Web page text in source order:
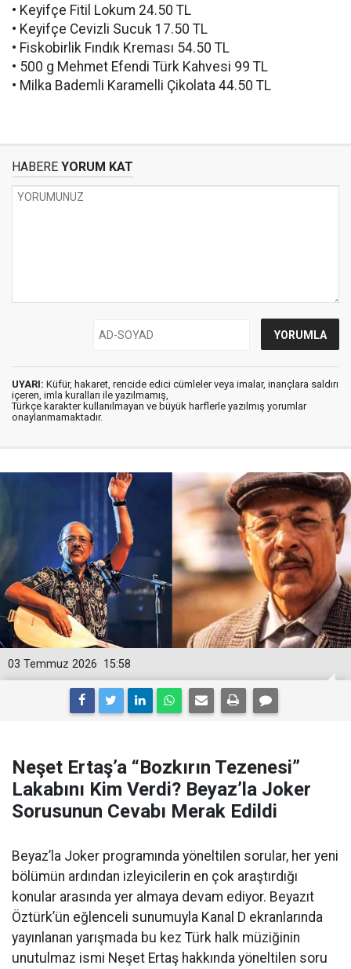
• Keyifçe Fitil Lokum 24.50 TL
• Keyifçe Cevizli Sucuk 17.50 TL
• Fiskobirlik Fındık Kreması 54.50 TL
• 500 g Mehmet Efendi Türk Kahvesi 99 TL
• Milka Bademli Karamelli Çikolata 44.50 TL
HABERE YORUM KAT
UYARI: Küfür, hakaret, rencide edici cümleler veya imalar, inançlara saldırı
içeren, imla kuralları ile yazılmamış,
Türkçe karakter kullanılmayan ve büyük harflerle yazılmış yorumlar
onaylanmamaktadır.
15:58
03 Temmuz 2026
Neşet Ertaş’a “Bozkırın Tezenesi”
Lakabını Kim Verdi? Beyaz’la Joker
Sorusunun Cevabı Merak Edildi
Beyaz’la Joker programında yöneltilen sorular, her yeni
bölümün ardından izleyicilerin en çok araştırdığı
konular arasında yer almaya devam ediyor. Beyazıt
Öztürk’ün eğlenceli sunumuyla Kanal D ekranlarında
yayınlanan yarışmada bu kez Türk halk müziğinin
unutulmaz ismi Neşet Ertaş hakkında yöneltilen soru